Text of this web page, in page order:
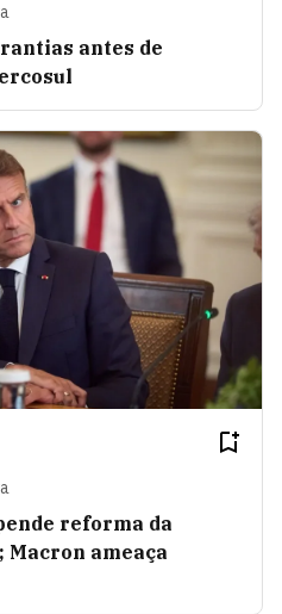
antes de
reforma da
Macron ameaça